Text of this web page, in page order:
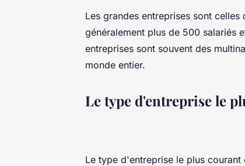
Les grandes entreprises sont
généralement plus de 500 salariés
entreprises sont souvent des
monde entier.
Le type d'entreprise le
Le type d'entreprise le plus